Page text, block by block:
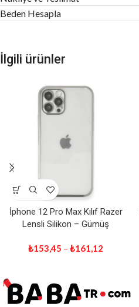
Beden Hesapla
İlgili ürünler
İphone 12 Pro Max Kılıf Razer
Lensli Silikon – Gümüş
₺153,45 – ₺161,12